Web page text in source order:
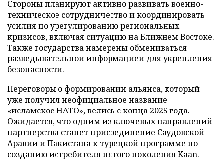
Стороны планируют активно развивать военно-
техническое сотрудничество и координировать
усилия по урегулированию региональных
кризисов, включая ситуацию на Ближнем Востоке.
Также государства намерены обмениваться
разведывательной информацией для укрепления
безопасности.
Переговоры о формировании альянса, который
уже получил неофициальное название
«исламское НАТО», велись с конца 2025 года.
Ожидается, что одним из ключевых направлений
партнерства станет присоединение Саудовской
Аравии и Пакистана к турецкой программе по
созданию истребителя пятого поколения Kaan.